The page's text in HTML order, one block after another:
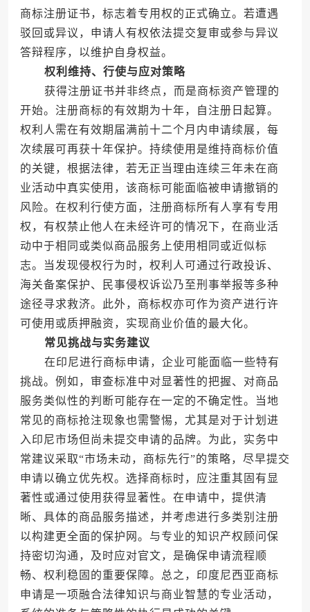
商标注册证书，标志着专用权的正式确立。若遭遇
驳回或异议，申请人有权依法提交复审或参与异议
答辩程序，以维护自身权益。
权利维持、行使与应对策略
获得注册证书并非终点，而是商标资产管理的
开始。注册商标的有效期为十年，自注册日起算。
权利人需在有效期届满前十二个月内申请续展，每
次续展可再获十年保护。持续使用是维持商标价值
的关键，根据法律，若无正当理由连续三年未在商
业活动中真实使用，该商标可能面临被申请撤销的
风险。在权利行使方面，注册商标所有人享有专用
权，有权禁止他人在未经许可的情况下，在商业活
动中于相同或类似商品服务上使用相同或近似标
志。当发现侵权行为时，权利人可通过行政投诉、
海关备案保护、民事侵权诉讼乃至刑事举报等多种
途径寻求救济。此外，商标权亦可作为资产进行许
可使用或质押融资，实现商业价值的最大化。
常见挑战与实务建议
在印尼进行商标申请，企业可能面临一些特有
挑战。例如，审查标准中对显著性的把握、对商品
服务类似性的判断可能存在一定的不确定性。当地
常见的商标抢注现象也需警惕，尤其是对于计划进
入印尼市场但尚未提交申请的品牌。为此，实务中
常建议采取“市场未动，商标先行”的策略，尽早提交
申请以确立优先权。选择商标时，应注重其固有显
著性或通过使用获得显著性。在申请中，提供清
晰、具体的商品服务描述，并考虑进行多类别注册
以构建更全面的保护网。与专业的知识产权顾问保
持密切沟通，及时应对官文，是确保申请流程顺
畅、权利稳固的重要保障。总之，印度尼西亚商标
申请是一项融合法律知识与商业智慧的专业活动，